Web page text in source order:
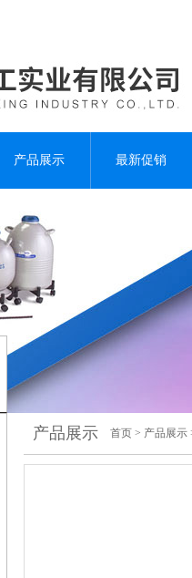
产品展示 最新促销
产品展示 首页 > 产品展示